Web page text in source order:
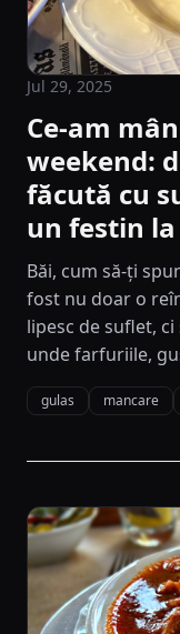
Jul 29, 2025
Ce-am
weekend:
făcută cu
un festin la
Băi, cum să-ți
fost nu doar o
lipesc de suflet,
unde farfuriile,
gulas mancare